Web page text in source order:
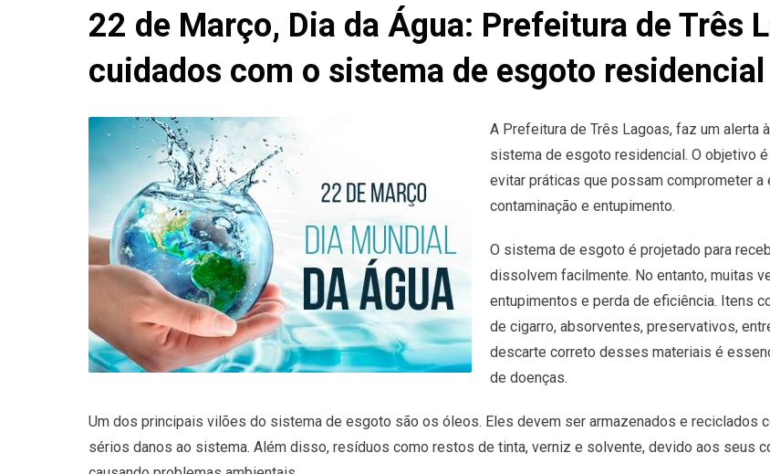
22 de Março, Dia da Água: Prefeitura de Três
cuidados com o sistema de esgoto residencial
A Prefeitura de Três Lagoas, faz um
sistema de esgoto residencial. O objetivo
evitar práticas que possam comprometer
contaminação e entupimento.
O sistema de esgoto é projetado para
dissolvem facilmente. No entanto, muitas
entupimentos e perda de eficiência. Itens
de cigarro, absorventes, preservativos,
descarte correto desses materiais é
de doenças.
Um dos principais vilões do sistema de esgoto são os óleos. Eles devem ser armazenados e reciclados
sérios danos ao sistema. Além disso, resíduos como restos de tinta, verniz e solvente, devido aos seus